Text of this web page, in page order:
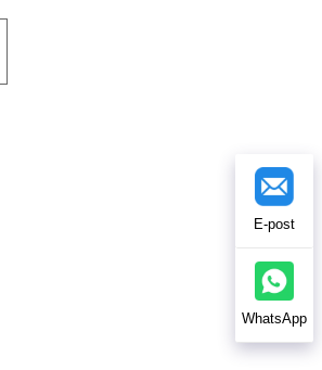
E-post
WhatsApp